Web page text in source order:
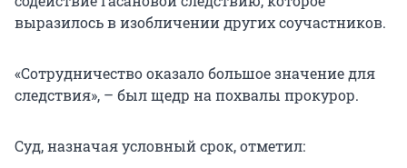
выразилось в изобличении других соучастников.
«Сотрудничество оказало большое значение для
следствия», – был щедр на похвалы прокурор.
Суд, назначая условный срок, отметил: